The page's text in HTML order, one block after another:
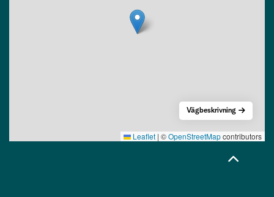
Leaflet | ©OpenStreetMapcontributors
Vägbeskrivning